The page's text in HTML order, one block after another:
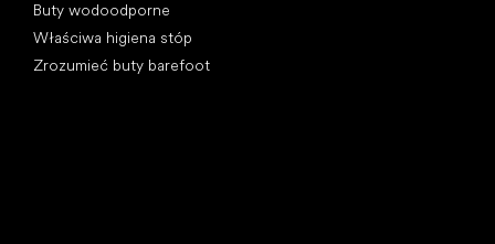
Buty wodoodporne
Właściwa higiena stóp
Zrozumieć buty barefoot